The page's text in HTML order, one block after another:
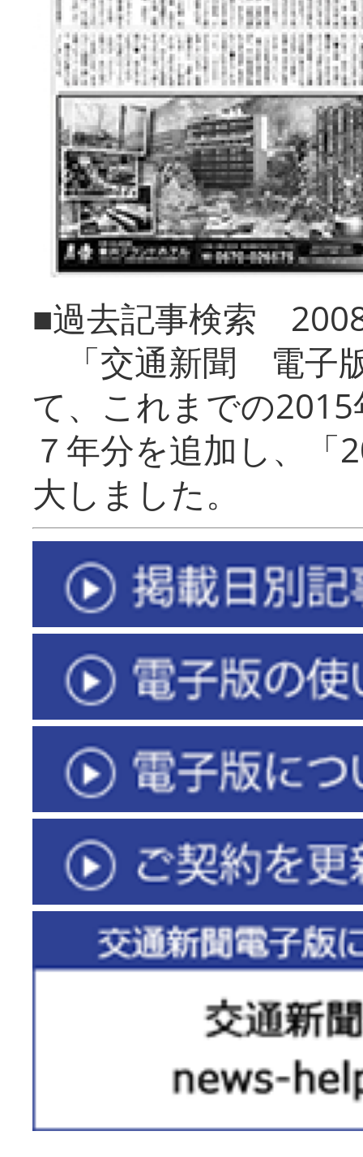
■過去記事検索
「交通新聞 電子
て、これまでの
７年分を追加し、「
大しまし